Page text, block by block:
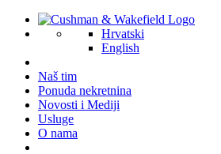
Hrvatski
English
Naš tim
Ponuda nekretnina
Novosti i Mediji
Usluge
O nama